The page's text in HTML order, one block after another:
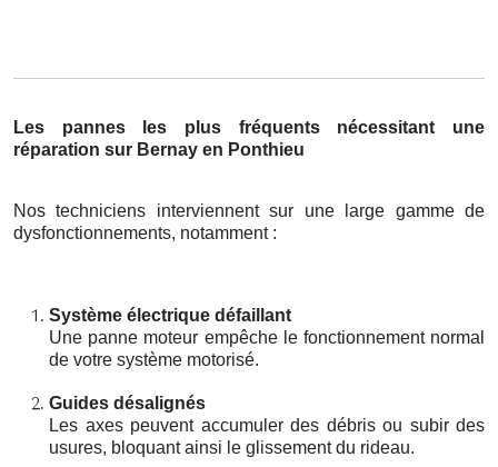
Les pannes les plus fréquents nécessitant une
réparation sur Bernay en Ponthieu
Nos techniciens interviennent sur une large gamme de
dysfonctionnements, notamment :
Système électrique défaillant
Une panne moteur empêche le fonctionnement normal
de votre système motorisé.
Guides désalignés
Les axes peuvent accumuler des débris ou subir des
usures, bloquant ainsi le glissement du rideau.